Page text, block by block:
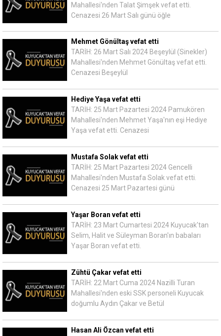
Mahallesi'nden Talat Şimşek vefat etti.
Cenazesi 26 Mart Salı günü öğle
Mehmet Gönültaş vefat etti
TARİH: 26 Mart Salı 2024 Beşeylül (Sinekler)
Mahallesi'nden Mehmet Gönültaş vefat etti.
Cenazesi Beşeylül
Hediye Yaşa vefat etti
TARİH: 25 Mart Pazartesi 2024 Pamukören
Mahallesi'nden Mehmet Yaşa'nın eşi Hediye
Yaşa vefat etti. Cenazesi
Mustafa Solak vefat etti
TARİH: 25 Mart Pazartesi 2024 Gencelli
Mahallesi'nden Mustafa Solak vefat etti.
Cenazesi 25 Mart Pazartesi günü
Yaşar Boran vefat etti
TARİH: 23 Mart Cumartesi 2024 Kuyucak'tan
Selim, Halit ve Süleyman Boran'ın babaları
Yaşar Boran vefat etti.
Zühtü Çakar vefat etti
TARİH: 22 Mart Cuma 2024 Nazilli Turan
Mahallesi'nden eski SSK personeli Kuyucak
doğumlu Aydın Çakar ve Betül
Hasan Ali Özcan vefat etti